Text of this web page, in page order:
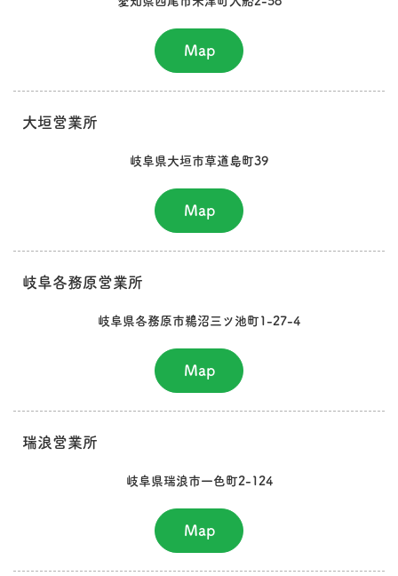
Map
大垣営業所
岐阜県大垣市草道島町39
Map
岐阜各務原営業所
岐阜県各務原市鵜沼三ツ池町1-27-4
Map
瑞浪営業所
岐阜県瑞浪市一色町2-124
Map